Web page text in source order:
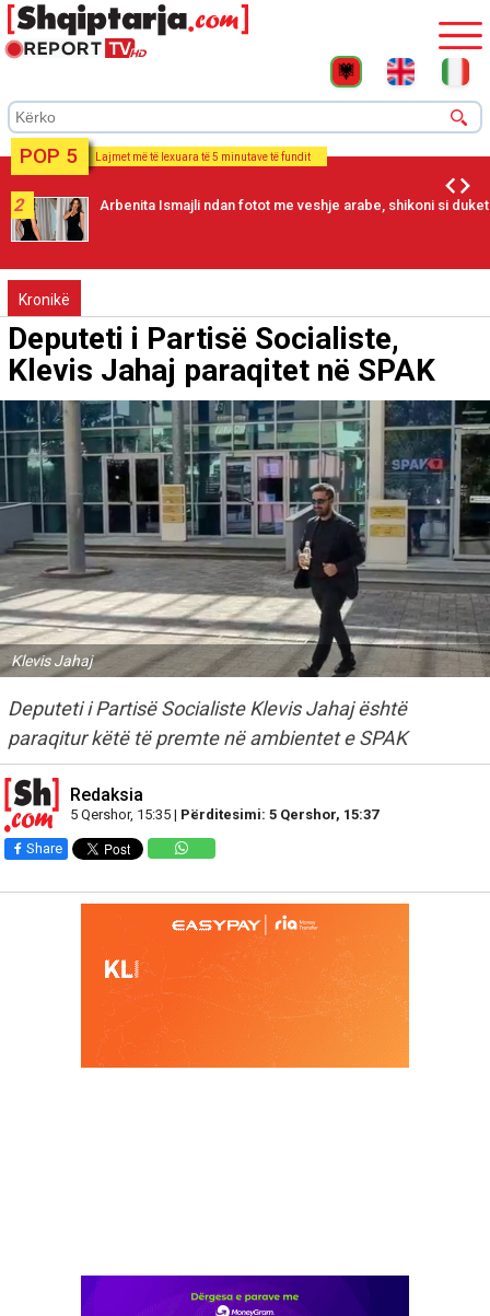
POP 5 Lajmet më të lexuara të 5 minutave të fundit
2 Arbenita Ismajli ndan fotot me veshje arabe, shikoni si duket
Kronikë
Deputeti i Partisë Socialiste,
Klevis Jahaj paraqitet në SPAK
Klevis Jahaj
Deputeti i Partisë Socialiste Klevis Jahaj është
paraqitur këtë të premte në ambientet e SPAK
Redaksia
5 Qershor, 15:35 | Përditesimi: 5 Qershor, 15:37
Share